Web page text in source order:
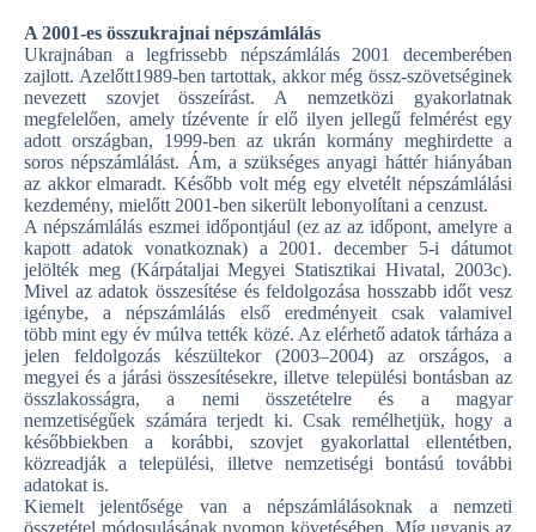
A 2001-es összukrajnai népszámlálás
Ukrajnában a legfrissebb népszámlálás 2001 decemberében
zajlott. Azelőtt1989-ben tartottak, akkor még össz-szövetséginek
nevezett szovjet összeírást. A nemzetközi gyakorlatnak
megfelelően, amely tízévente ír elő ilyen jellegű felmérést egy
adott országban, 1999-ben az ukrán kormány meghirdette a
soros népszámlálást. Ám, a szükséges anyagi háttér hiányában
az akkor elmaradt. Később volt még egy elvetélt népszámlálási
kezdemény, mielőtt 2001-ben sikerült lebonyolítani a cenzust.
A népszámlálás eszmei időpontjául (ez az az időpont, amelyre a
kapott adatok vonatkoznak) a 2001. december 5-i dátumot
jelölték meg (Kárpátaljai Megyei Statisztikai Hivatal, 2003c).
Mivel az adatok összesítése és feldolgozása hosszabb időt vesz
igénybe, a népszámlálás első eredményeit csak valamivel
több mint egy év múlva tették közé. Az elérhető adatok tárháza a
jelen feldolgozás készültekor (2003–2004) az országos, a
megyei és a járási összesítésekre, illetve települési bontásban az
összlakosságra, a nemi összetételre és a magyar
nemzetiségűek számára terjedt ki. Csak remélhetjük, hogy a
későbbiekben a korábbi, szovjet gyakorlattal ellentétben,
közreadják a települési, illetve nemzetiségi bontású további
adatokat is.
Kiemelt jelentősége van a népszámlálásoknak a nemzeti
összetétel módosulásának nyomon követésében. Míg ugyanis az